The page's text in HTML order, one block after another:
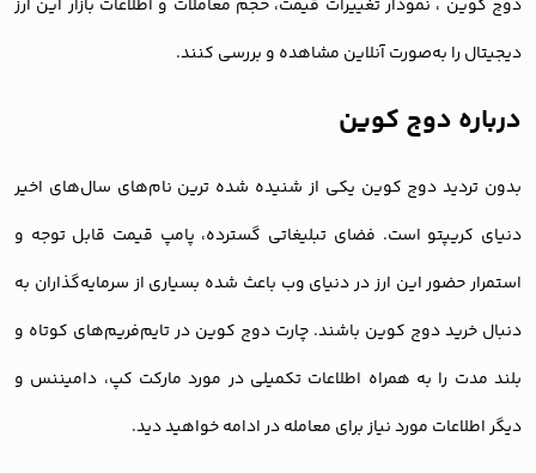
دوج کوین ، نمودار تغییرات قیمت، حجم معاملات و اطلاعات بازار این ارز
دیجیتال را به‌صورت آنلاین مشاهده و بررسی کنند.
درباره دوج کوین
بدون تردید دوج کوین یکی از شنیده شده ترین نام‌های سال‌های اخیر
دنیای کریپتو است. فضای تبلیغاتی گسترده، پامپ قیمت قابل توجه و
استمرار حضور این ارز در دنیای وب باعث شده بسیاری از سرمایه‌گذاران به
دنبال خرید دوج کوین باشند. چارت دوج کوین در تایم‌فریم‌های کوتاه و
بلند مدت را به همراه اطلاعات تکمیلی در مورد مارکت کپ، دامیننس و
دیگر اطلاعات مورد نیاز برای معامله در ادامه خواهید دید.